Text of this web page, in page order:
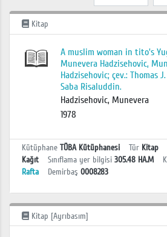
Kitap
A muslim woman in tito's
Munevera Hadzisehovic,
Hadzisehovic; çev.: Thomas
Saba Risaluddin.
Hadzisehovic, Munevera
1978
Kütüphane TÜBA Kütüphanesi Tür Kitap
Kağıt
Sınıflama yer bilgisi 305.48 HA.M
Rafta
Demirbaş 0008283
Kitap [Ayrıbasım]